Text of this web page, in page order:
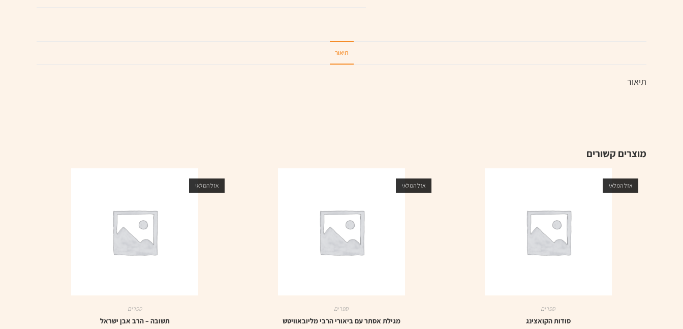
תיאור
תיאור
מוצרים קשורים
אזל המלאי
ספרים
תשובה – הרב אבן ישראל
אזל המלאי
ספרים
מגילת אסתר עם ביאורי הרבי מליובאוויטש
אזל המלאי
ספרים
סודות הקואצינג